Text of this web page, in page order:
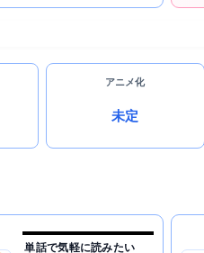
アニメ化
未定
単話で気軽に読みたい